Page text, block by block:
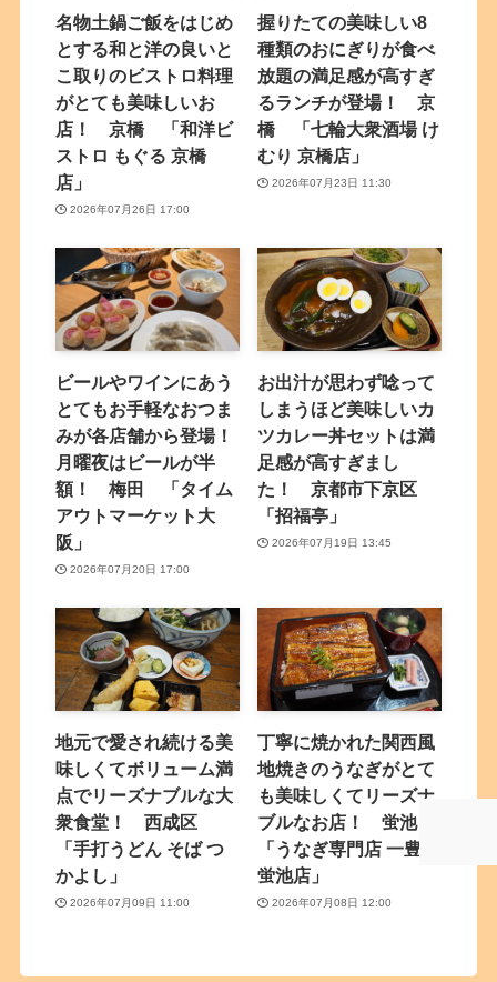
名物土鍋ご飯をはじめ
とする和と洋の良いと
こ取りのビストロ料理
がとても美味しいお
店！ 京橋 「和洋ビ
ストロ もぐる 京橋
店」
2026年07月26日 17:00
握りたての美味しい8
種類のおにぎりが食べ
放題の満足感が高すぎ
るランチが登場！ 京
橋 「七輪大衆酒場 け
むり 京橋店」
2026年07月23日 11:30
ビールやワインにあう
とてもお手軽なおつま
みが各店舗から登場！
月曜夜はビールが半
額！ 梅田 「タイム
アウトマーケット大
阪」
2026年07月20日 17:00
お出汁が思わず唸って
しまうほど美味しいカ
ツカレー丼セットは満
足感が高すぎまし
た！ 京都市下京区
「招福亭」
2026年07月19日 13:45
地元で愛され続ける美
味しくてボリューム満
点でリーズナブルな大
衆食堂！ 西成区
「手打うどん そば つ
かよし」
2026年07月09日 11:00
丁寧に焼かれた関西風
地焼きのうなぎがとて
も美味しくてリーズナ
ブルなお店！ 蛍池
「うなぎ専門店 一豊亭
蛍池店」
2026年07月08日 12:00